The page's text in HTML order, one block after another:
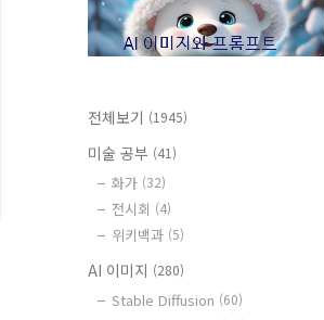
전체보기 (1945)
미술 공부 (41)
화가 (32)
전시회 (4)
위키백과 (5)
AI 이미지 (280)
Stable Diffusion (60)